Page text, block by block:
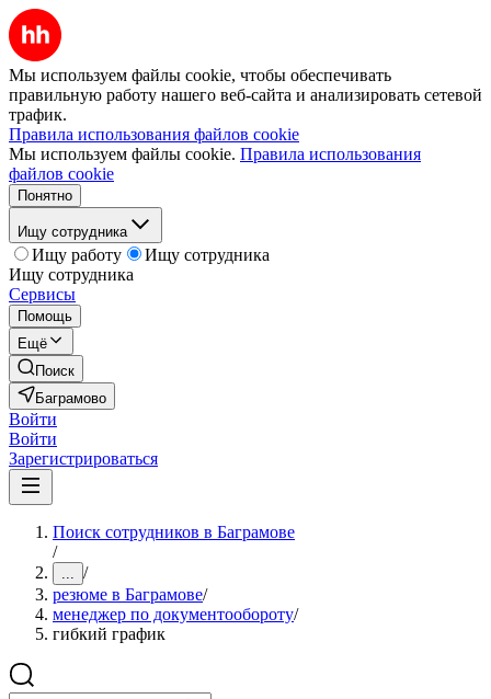
Мы используем файлы cookie, чтобы обеспечивать
правильную работу нашего веб-сайта и анализировать сетевой
трафик.
Правила использования файлов cookie
Мы используем файлы cookie. Правила использования
файлов cookie
Понятно
Ищу сотрудника
Ищу работу
Ищу сотрудника
Ищу сотрудника
Сервисы
Помощь
Ещё
Поиск
Баграмово
Войти
Войти
Зарегистрироваться
Поиск сотрудников в Баграмове
/
... /
резюме в Баграмове/
менеджер по документообороту/
гибкий график